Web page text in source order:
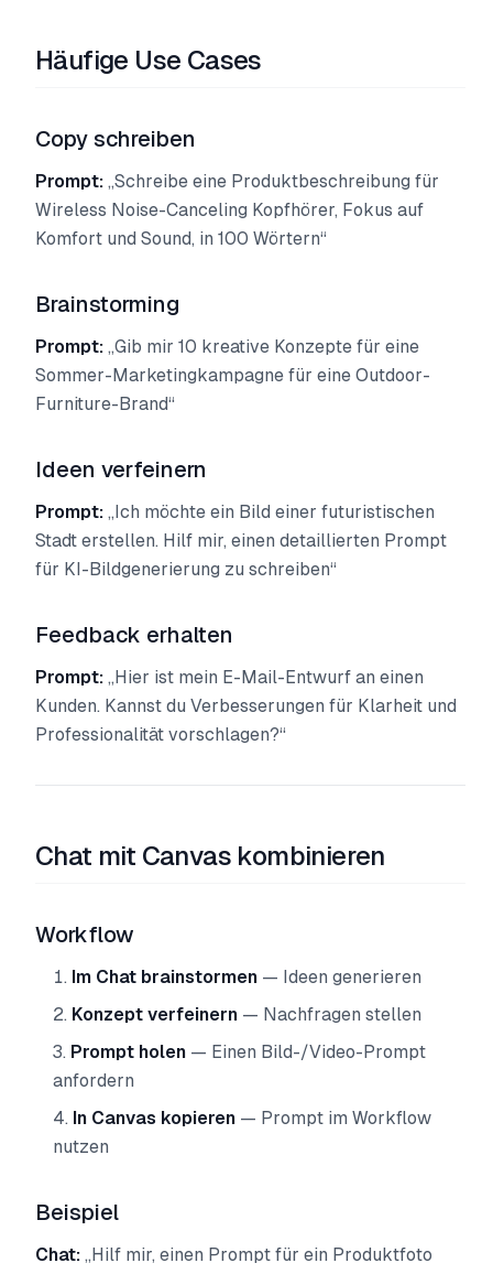
Häufige Use Cases
Copy schreiben
Prompt: „Schreibe eine Produktbeschreibung für
Wireless Noise-Canceling Kopfhörer, Fokus auf
Komfort und Sound, in 100 Wörtern“
Brainstorming
Prompt: „Gib mir 10 kreative Konzepte für eine
Sommer-Marketingkampagne für eine Outdoor-
Furniture-Brand“
Ideen verfeinern
Prompt: „Ich möchte ein Bild einer futuristischen
Stadt erstellen. Hilf mir, einen detaillierten Prompt
für KI-Bildgenerierung zu schreiben“
Feedback erhalten
Prompt: „Hier ist mein E-Mail-Entwurf an einen
Kunden. Kannst du Verbesserungen für Klarheit und
Professionalität vorschlagen?“
Chat mit Canvas kombinieren
Workflow
Im Chat brainstormen — Ideen generieren
Konzept verfeinern — Nachfragen stellen
Prompt holen — Einen Bild-/Video-Prompt
anfordern
In Canvas kopieren — Prompt im Workflow
nutzen
Beispiel
Chat: „Hilf mir, einen Prompt für ein Produktfoto